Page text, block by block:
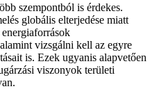
szempontból is érdekes.
globális elterjedése miatt
vizsgálni kell az egyre
is. Ezek ugyanis alapvetően
viszonyok területi